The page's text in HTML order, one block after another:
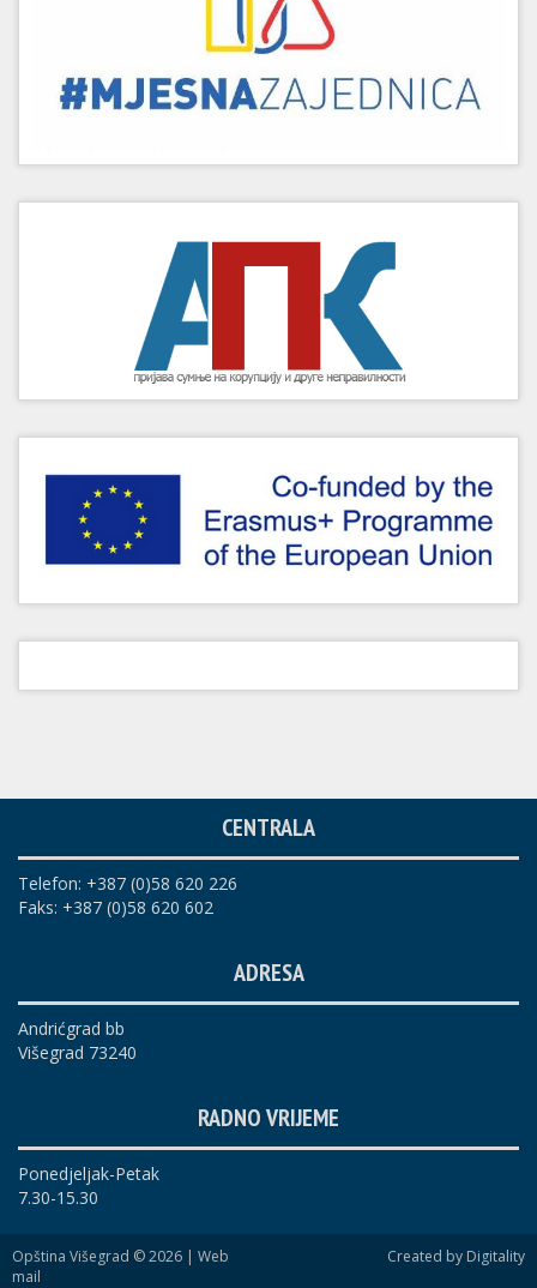
CENTRALA
Telefon: +387 (0)58 620 226
Faks: +387 (0)58 620 602
ADRESA
Andrićgrad bb
Višegrad 73240
RADNO VRIJEME
Ponedjeljak-Petak
7.30-15.30
Opština Višegrad © 2026 | Web
mail
Created by Digitality